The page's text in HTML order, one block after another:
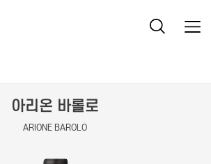
아리온 바롤로
ARIONE BAROLO